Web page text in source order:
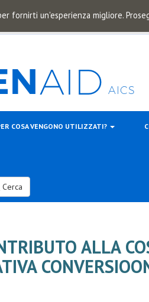
fornirti un'esperienza migliore.
COSA VENGONO UTILIZZATI?
Cerca
ALLA